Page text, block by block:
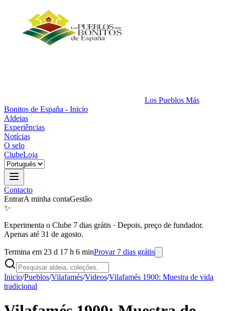
Los Pueblos Más
Bonitos de España - Inicio
Aldeias
Experiências
Notícias
O selo
ClubeLoja
Contacto
EntrarA minha contaGestão
✨
Experimenta o Clube 7 dias grátis · Depois, preço de fundador.
Apenas até 31 de agosto.
Termina em 23 d 17 h 6 minProvar 7 dias grátis
Inicio/Pueblos/Vilafamés/Videos/Vilafamés 1900: Muestra de vida
tradicional